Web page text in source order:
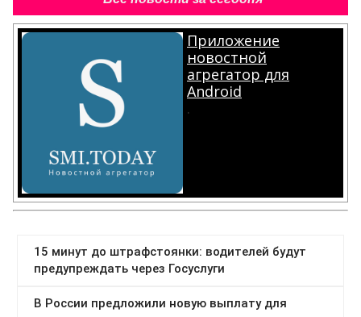
Приложение
новостной
агрегатор для
Android
.